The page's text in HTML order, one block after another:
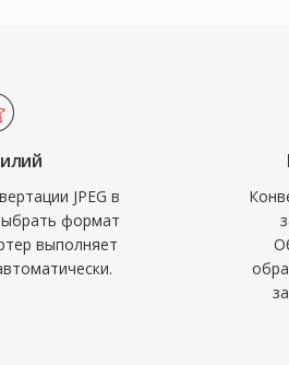
JPEG в
формат
выполняет